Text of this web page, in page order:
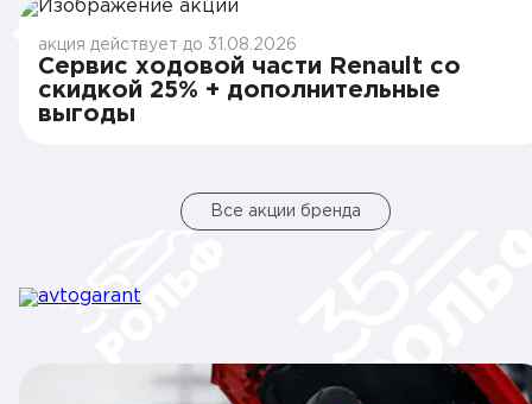
акция действует до 31.08.2026
Сервис ходовой части Renault со
скидкой 25% + дополнительные
выгоды
Все акции бренда